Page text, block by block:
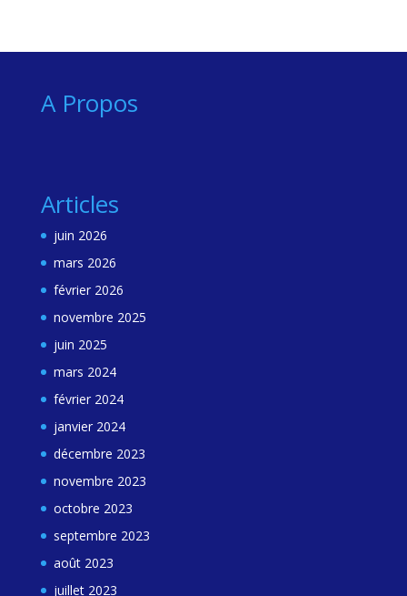
A Propos
Articles
juin 2026
mars 2026
février 2026
novembre 2025
juin 2025
mars 2024
février 2024
janvier 2024
décembre 2023
novembre 2023
octobre 2023
septembre 2023
août 2023
juillet 2023